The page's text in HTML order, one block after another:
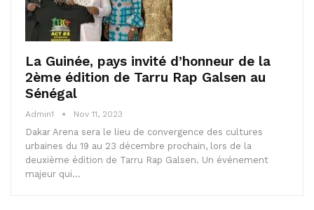
La Guinée, pays invité d’honneur de la
2ème édition de Tarru Rap Galsen au
Sénégal
Admin1 Nov 11, 2023
Dakar Arena sera le lieu de convergence des cultures
urbaines du 19 au 23 décembre prochain, lors de la
deuxième édition de Tarru Rap Galsen. Un événement
majeur qui…